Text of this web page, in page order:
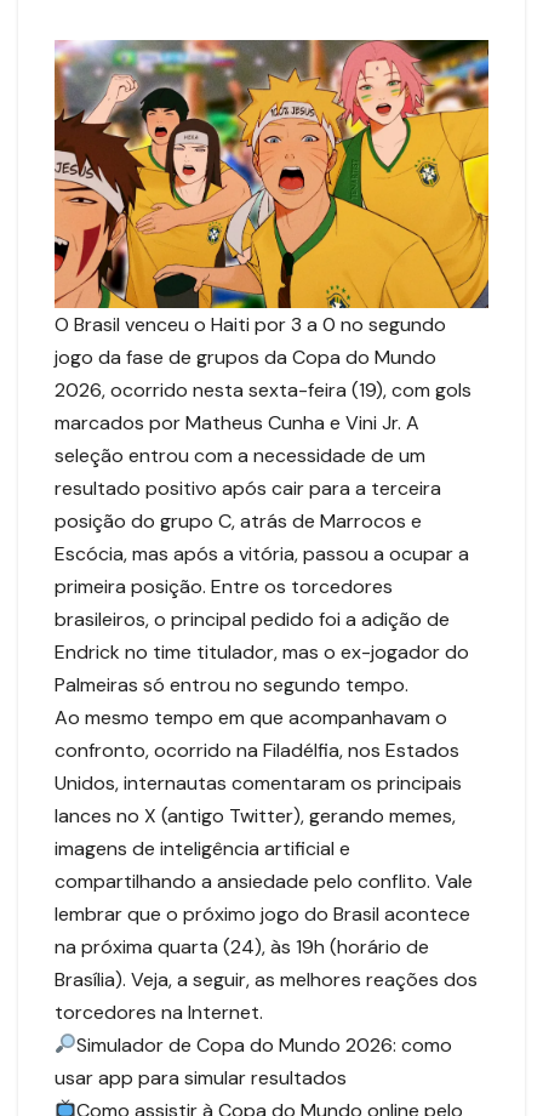
O Brasil venceu o Haiti por 3 a 0 no segundo
jogo da fase de grupos da Copa do Mundo
2026, ocorrido nesta sexta-feira (19), com gols
marcados por Matheus Cunha e Vini Jr. A
seleção entrou com a necessidade de um
resultado positivo após cair para a terceira
posição do grupo C, atrás de Marrocos e
Escócia, mas após a vitória, passou a ocupar a
primeira posição. Entre os torcedores
brasileiros, o principal pedido foi a adição de
Endrick no time titulador, mas o ex-jogador do
Palmeiras só entrou no segundo tempo.
Ao mesmo tempo em que acompanhavam o
confronto, ocorrido na Filadélfia, nos Estados
Unidos, internautas comentaram os principais
lances no X (antigo Twitter), gerando memes,
imagens de inteligência artificial e
compartilhando a ansiedade pelo conflito. Vale
lembrar que o próximo jogo do Brasil acontece
na próxima quarta (24), às 19h (horário de
Brasília). Veja, a seguir, as melhores reações dos
torcedores na Internet.
Simulador de Copa do Mundo 2026: como
usar app para simular resultados
Como assistir à Copa do Mundo online pelo